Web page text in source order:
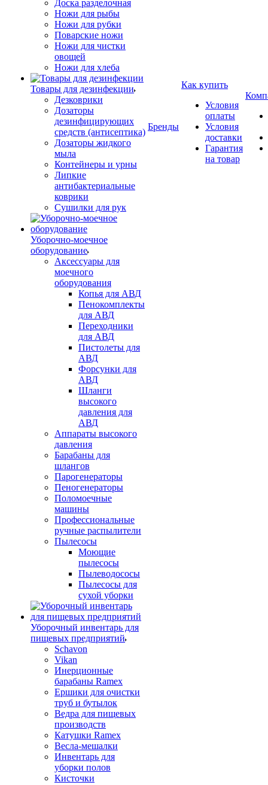
Доска разделочная
Ножи для рыбы
Ножи для рубки
Поварские ножи
Ножи для чистки
овощей
Ножи для хлеба
Товары для дезинфекции
Дезковрики
Дозаторы
дезинфицирующих
средств (антисептика)
Дозаторы жидкого
мыла
Контейнеры и урны
Липкие
антибактериальные
коврики
Сушилки для рук
Уборочно-моечное
оборудование
Аксессуары для
моечного
оборудования
Копья для АВД
Пенокомплекты
для АВД
Переходники
для АВД
Пистолеты для
АВД
Форсунки для
АВД
Шланги
высокого
давления для
АВД
Аппараты высокого
давления
Барабаны для
шлангов
Парогенераторы
Пеногенераторы
Поломоечные
машины
Профессиональные
ручные распылители
Пылесосы
Моющие
пылесосы
Пылеводососы
Пылесосы для
сухой уборки
Уборочный инвентарь для
пищевых предприятий
Schavon
Vikan
Инерционные
барабаны Ramex
Ершики для очистки
труб и бутылок
Ведра для пищевых
производств
Катушки Ramex
Весла-мешалки
Инвентарь для
уборки полов
Кисточки
Бренды
Как купить
Условия
оплаты
Условия
доставки
Гарантия
на товар